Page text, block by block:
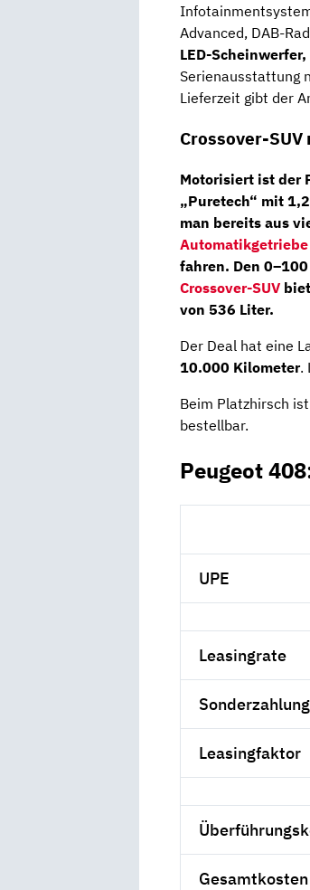
Advanced, DAB-
LED-Scheinwerfer,
Serienausstattung
Lieferzeit gibt der
Crossover-SUV
Motorisiert ist der
„Puretech“ mit
man bereits aus
Automatikgetriebe
fahren. Den
Crossover-SUV
von 536 Liter.
Der Deal hat eine
10.000 Kilometer.
Beim Platzhirsch
bestellbar.
Peugeot
UPE
Leasingrate
Sonderzahlung
Leasingfaktor
Gesamtkosten